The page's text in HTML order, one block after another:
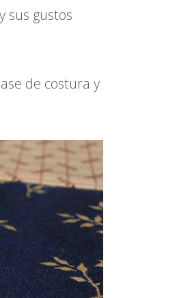
sus gustos
de costura y